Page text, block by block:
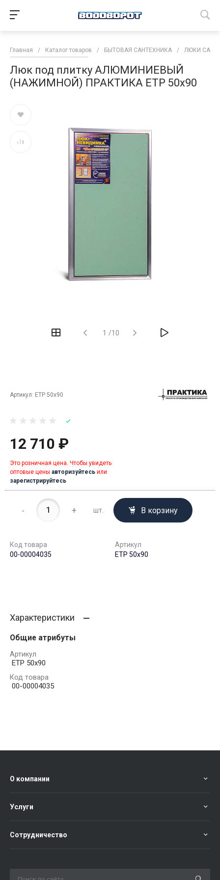
Главная / Каталог товаров / БЫТОВАЯ САНТЕХНИКА / ЛЮКИ
Люк под плитку АЛЮМИНИЕВЫЙ
(НАЖИМНОЙ) ПРАКТИКА ETP 50x90
1 /10
Артикул: ЕТР 50х90
12 710 ₽
Это розничная цена. Чтобы увидеть
оптовые цены авторизуйтесь или
зарегистрируйтесь
- + шт. В корзину
Код товара
00-00004035
Артикул
ЕТР 50х90
Характеристики
Общие атрибуты
Артикул
ЕТР 50х90
Код товара
00-00004035
О компании
Услуги
Сотрудничество